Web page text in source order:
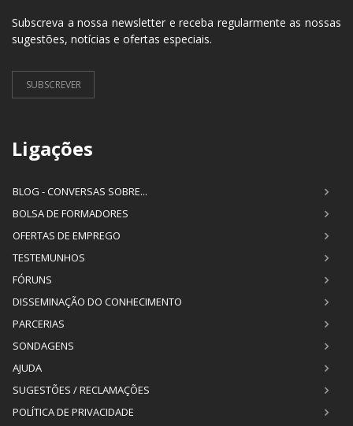
Subscreva a nossa newsletter e receba regularmente as nossas
sugestões, notícias e ofertas especiais.
SUBSCREVER
Ligações
BLOG - CONVERSAS SOBRE...
BOLSA DE FORMADORES
OFERTAS DE EMPREGO
TESTEMUNHOS
FÓRUNS
DISSEMINAÇÃO DO CONHECIMENTO
PARCERIAS
SONDAGENS
AJUDA
SUGESTÕES / RECLAMAÇÕES
POLÍTICA DE PRIVACIDADE